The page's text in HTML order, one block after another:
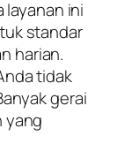
layanan ini
standar
harian.
tidak
gerai
yang